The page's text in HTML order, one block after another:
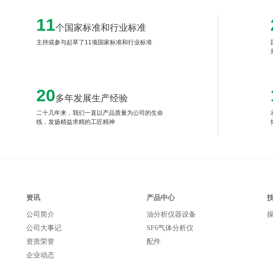
11个国家标准和行业标准
主持或参与起草了11项国家标准和行业标准
20多年发展生产经验
二十几年来，我们一直以产品质量为公司的生命
线，发扬精益求精的工匠精神